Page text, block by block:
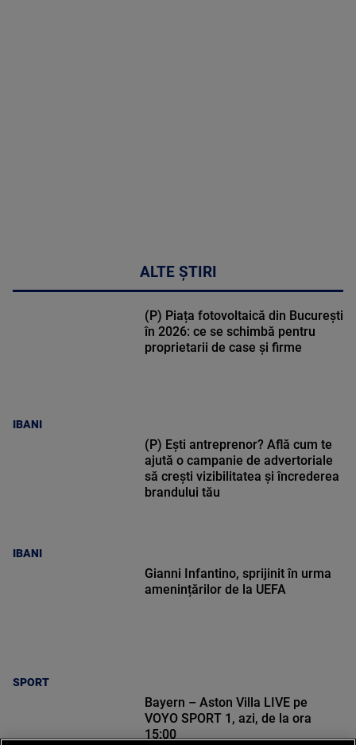
ALTE ȘTIRI
IBANI
(P) Piața fotovoltaică din București
în 2026: ce se schimbă pentru
proprietarii de case și firme
IBANI
(P) Ești antreprenor? Află cum te
ajută o campanie de advertoriale
să crești vizibilitatea și încrederea
brandului tău
SPORT
Gianni Infantino, sprijinit în urma
amenințărilor de la UEFA
Bayern – Aston Villa LIVE pe
VOYO SPORT 1, azi, de la ora
15:00